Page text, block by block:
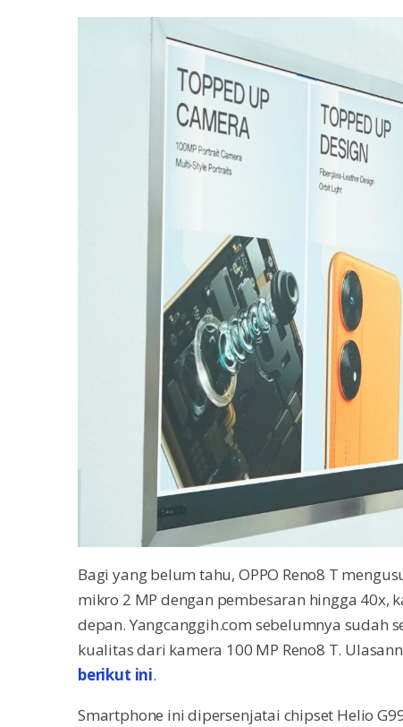
Bagi yang belum tahu, OPPO Reno8 T
mikro 2 MP dengan pembesaran hingga 40x,
depan. Yangcanggih.com sebelumnya sudah
kualitas dari kamera 100 MP Reno8 T.
berikut ini.
Smartphone ini dipersenjatai chipset Helio